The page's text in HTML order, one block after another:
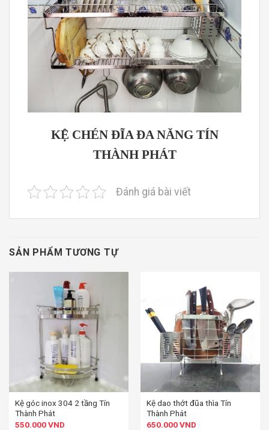
KỆ CHÉN ĐĨA ĐA NĂNG TÍN
THÀNH PHÁT
Đánh giá bài viết
SẢN PHẨM TƯƠNG TỰ
Kệ góc inox 304 2 tầng Tín
Thành Phát
550.000VND
Kệ dao thớt đũa thìa Tín
Thành Phát
650.000VND